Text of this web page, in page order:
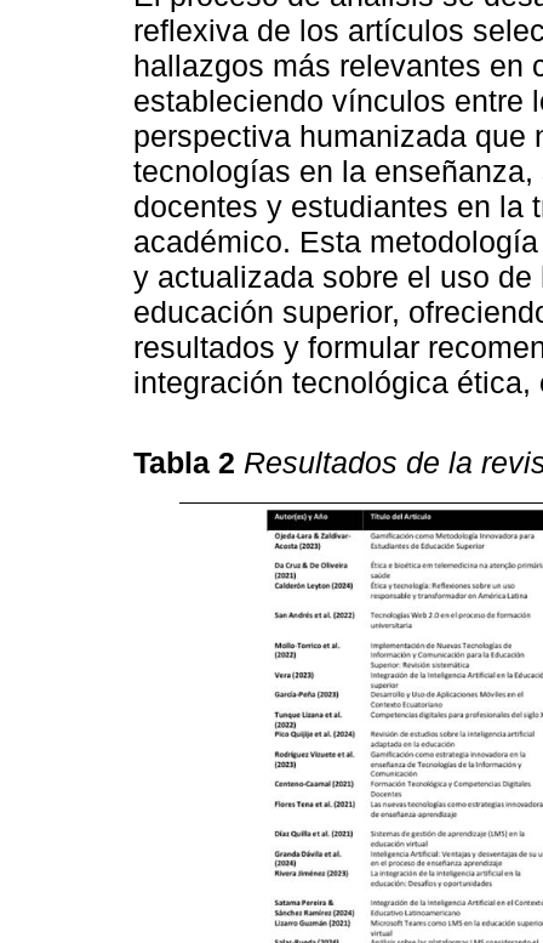
reflexiva de los artículos
hallazgos más relevantes en
estableciendo vínculos entre
perspectiva humanizada que
tecnologías en la
docentes y estudiantes en la
académico. Esta
y actualizada sobre el uso
educación superior,
resultados y formular
integración tecnológica
Tabla 2 Resultados de la